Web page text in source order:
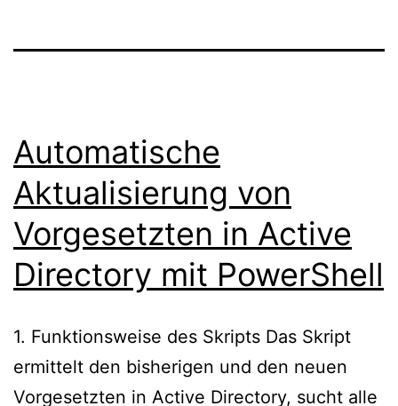
Automatische
Aktualisierung von
Vorgesetzten in Active
Directory mit PowerShell
1. Funktionsweise des Skripts Das Skript
ermittelt den bisherigen und den neuen
Vorgesetzten in Active Directory, sucht alle